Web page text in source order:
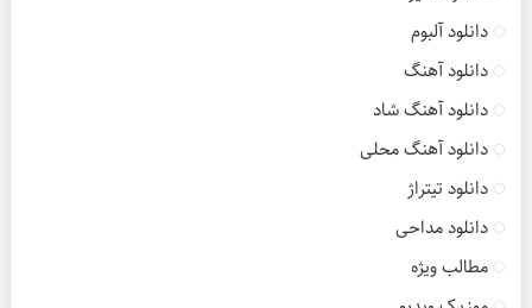
دانلود آلبوم
دانلود آهنگ
دانلود آهنگ شاد
دانلود آهنگ محلی
دانلود تیتراژ
دانلود مداحی
مطالب ویژه